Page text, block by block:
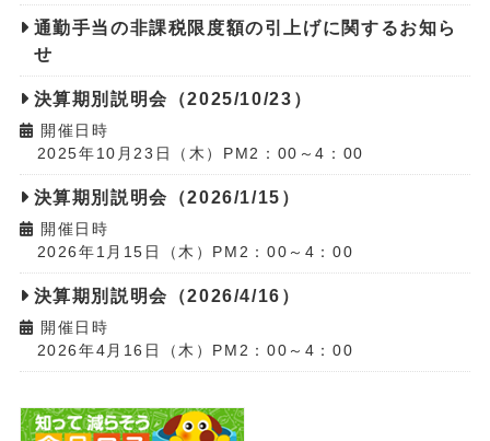
通勤手当の非課税限度額の引上げに関するお知ら
せ
決算期別説明会（2025/10/23）
開催日時
2025年10月23日（木）PM2：00～4：00
決算期別説明会（2026/1/15）
開催日時
2026年1月15日（木）PM2：00～4：00
決算期別説明会（2026/4/16）
開催日時
2026年4月16日（木）PM2：00～4：00